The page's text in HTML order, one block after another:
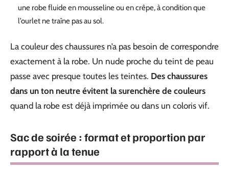
une robe fluide en mousseline ou en crêpe, à condition que
l’ourlet ne traîne pas au sol.
La couleur des chaussures n’a pas besoin de correspondre
exactement à la robe. Un nude proche du teint de peau
passe avec presque toutes les teintes. Des chaussures
dans un ton neutre évitent la surenchère de couleurs
quand la robe est déjà imprimée ou dans un coloris vif.
Sac de soirée : format et proportion par
rapport à la tenue